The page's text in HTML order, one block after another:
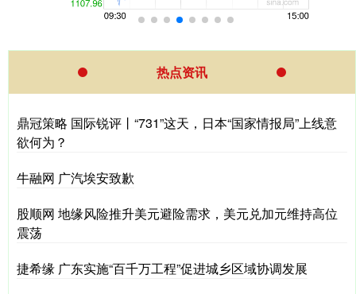
热点资讯
鼎冠策略 国际锐评丨“731”这天，日本“国家情报局”上线意
欲何为？
牛融网 广汽埃安致歉
股顺网 地缘风险推升美元避险需求，美元兑加元维持高位
震荡
捷希缘 广东实施“百千万工程”促进城乡区域协调发展